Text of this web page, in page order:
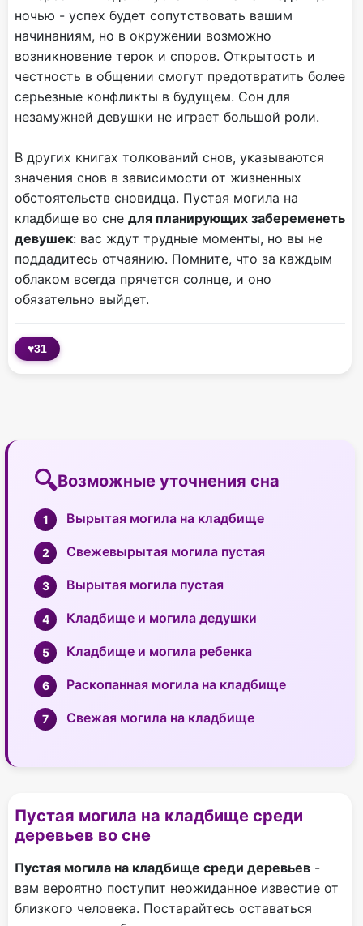
ночью - успех будет сопутствовать вашим
начинаниям, но в окружении возможно
возникновение терок и споров. Открытость и
честность в общении смогут предотвратить более
серьезные конфликты в будущем. Сон для
незамужней девушки не играет большой роли.
В других книгах толкований снов, указываются
значения снов в зависимости от жизненных
обстоятельств сновидца. Пустая могила на
кладбище во сне для планирующих забеременеть
девушек: вас ждут трудные моменты, но вы не
поддадитесь отчаянию. Помните, что за каждым
облаком всегда прячется солнце, и оно
обязательно выйдет.
♥31
Возможные уточнения сна
Вырытая могила на кладбище
Свежевырытая могила пустая
Вырытая могила пустая
Кладбище и могила дедушки
Кладбище и могила ребенка
Раскопанная могила на кладбище
Свежая могила на кладбище
Пустая могила на кладбище среди
деревьев во сне
Пустая могила на кладбище среди деревьев -
вам вероятно поступит неожиданное известие от
близкого человека. Постарайтесь оставаться